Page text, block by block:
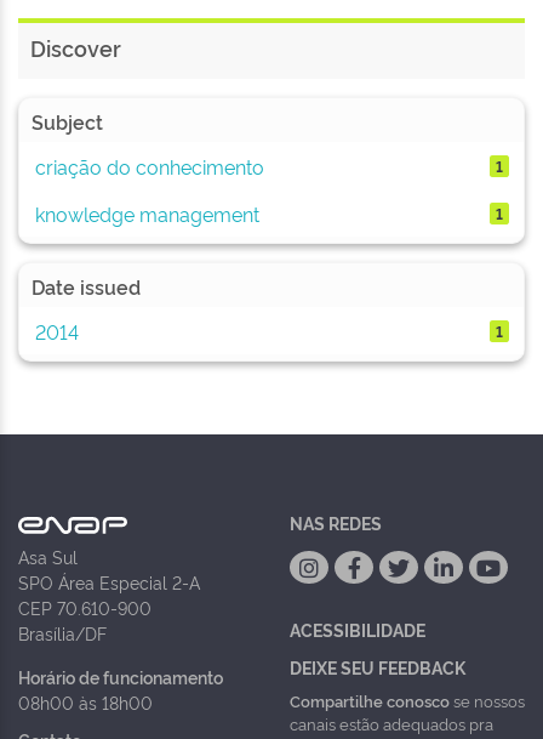
Discover
Subject
criação do conhecimento
1
knowledge management 1
Date issued
2014
1
Asa Sul
SPO Área Especial 2-A
CEP 70.610-900
Brasília/DF
Horário de funcionamento
08h00 às 18h00
NAS REDES
ACESSIBILIDADE
DEIXE SEU FEEDBACK
Compartilhe conoscose nossos
canais estão adequados pra